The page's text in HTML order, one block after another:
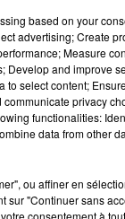
based on your
advertising; Create
Measure
Develop and improve
select content;
privacy
functionalities:
data from other
ou affiner en
sur "Continuer sans
consentement à